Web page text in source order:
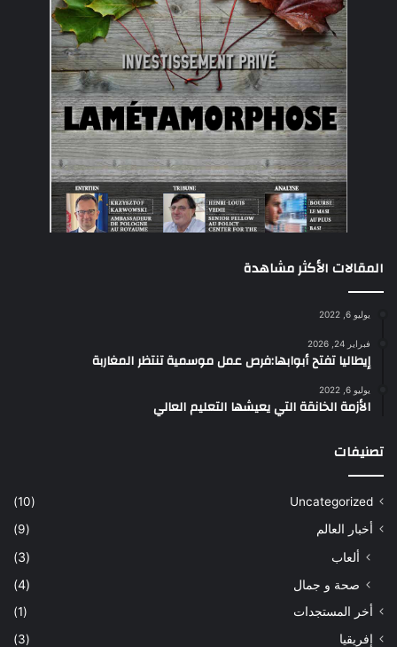
المقالات الأكثر مشاهدة
يوليو 6, 2022
فبراير 24, 2026
إيطاليا تفتح أبوابها:فرص عمل موسمية تنتظر المغاربة
يوليو 6, 2022
الأزمة الخانقة التي يعيشها التعليم العالي
تصنيفات
Uncategorized
(10)
أخبار العالم
(9)
ألعاب
(3)
صحة و جمال
(4)
أخر المستجدات
(1)
إفريقيا
(3)